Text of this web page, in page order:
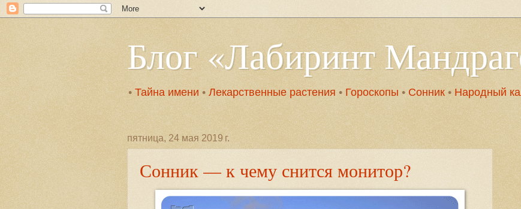
Блог «Лабиринт
• Тайна имени • Лекарственные растения • Гороскопы • Сонник • Народный
пятница, 24 мая 2019 г.
Сонник — к чему снится монитор?